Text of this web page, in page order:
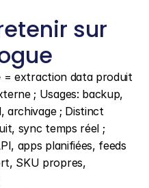
sur
= extraction data produit
; Usages: backup,
archivage ; Distinct
sync temps réel ;
apps planifiées, feeds
SKU propres,